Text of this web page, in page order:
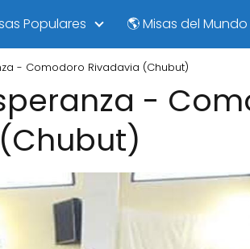
Populares 🌎 Misas del Mundo
- Comodoro Rivadavia (Chubut)
-